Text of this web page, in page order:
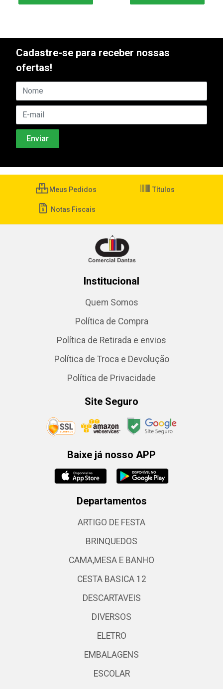
Cadastre-se para receber nossas
ofertas!
Meus Pedidos Títulos
Notas Fiscais
Institucional
Quem Somos
Política de Compra
Política de Retirada e envios
Política de Troca e Devolução
Política de Privacidade
Site Seguro
Baixe já nosso APP
Departamentos
ARTIGO DE FESTA
BRINQUEDOS
CAMA,MESA E BANHO
CESTA BASICA 12
DESCARTAVEIS
DIVERSOS
ELETRO
EMBALAGENS
ESCOLAR